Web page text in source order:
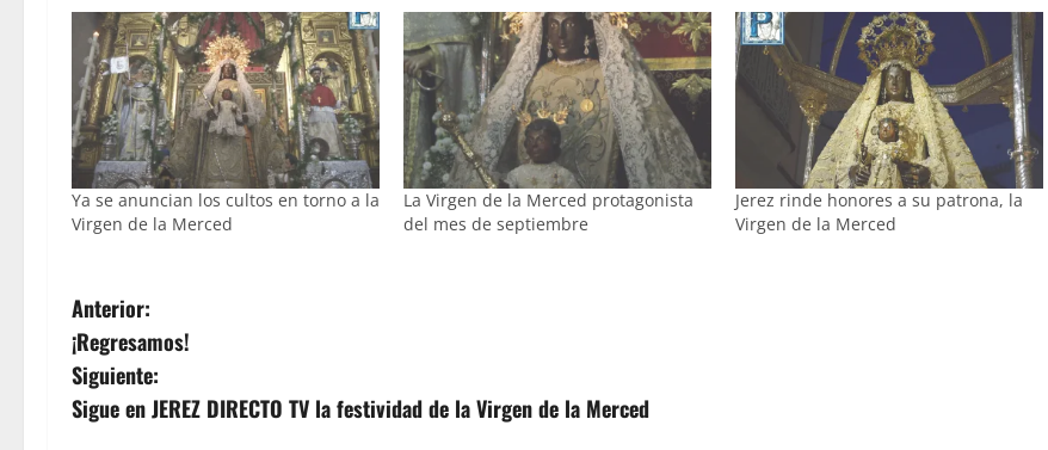
Ya se anuncian los cultos en torno a la
Virgen de la Merced
La Virgen de la Merced protagonista
del mes de septiembre
Jerez rinde honores a su patrona, la
Virgen de la Merced
N
a
v
Anterior:
¡Regresamos!
Siguiente:
Sigue en JEREZ DIRECTO TV la festividad de la Virgen de la Merced